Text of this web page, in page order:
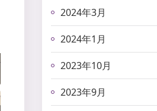
2024年3月
2024年1月
2023年10月
2023年9月